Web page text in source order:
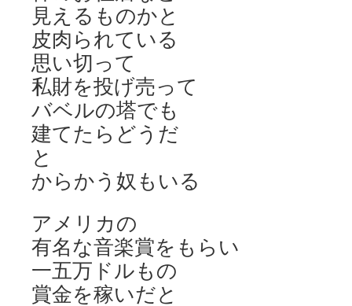
見えるものかと
皮肉られている
思い切って
私財を投げ売って
バベルの塔でも
建てたらどうだ
と
からかう奴もいる
アメリカの
有名な音楽賞をもらい
一五万ドルもの
賞金を稼いだと